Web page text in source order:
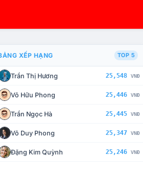
CHẾ TÀI XỬ LÝ VI PHẠM
XẾP HẠNG TOP 5
Trần Thị Hương 25,548 VNĐ
Võ Hữu Phong 25,446 VNĐ
Trần Ngọc Hà 25,445 VNĐ
Võ Duy Phong 25,347 VNĐ
Đặng Kim Quỳnh 25,246 VNĐ